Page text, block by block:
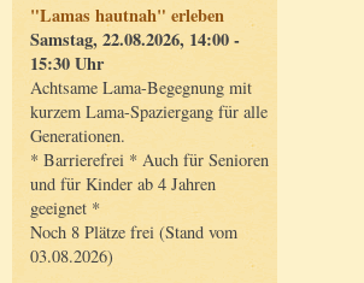
"Lamas hautnah" erleben
Samstag, 22.08.2026, 14:00 -
15:30 Uhr
Achtsame Lama-Begegnung mit
kurzem Lama-Spaziergang für alle
Generationen.
* Barrierefrei * Auch für Senioren
und für Kinder ab 4 Jahren
geeignet *
Noch 8 Plätze frei (Stand vom
03.08.2026)